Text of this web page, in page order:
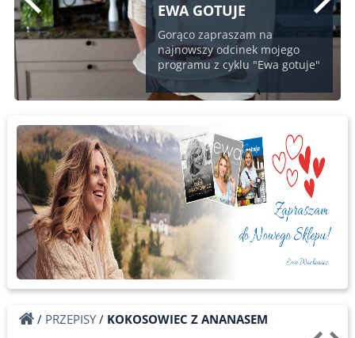
EWA GOTUJE
Gorąco zapraszam na
najnowszy odcinek mojego
programu z cyklu "Ewa gotuje"
/ PRZEPISY/ KOKOSOWIEC Z ANANASEM